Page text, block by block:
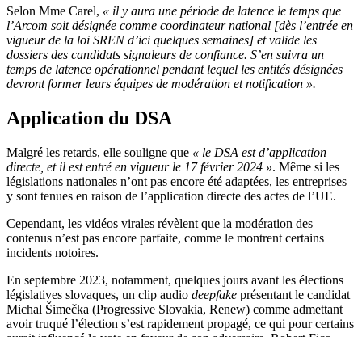
Selon Mme Carel, « il y aura une période de latence le temps que
l’Arcom soit désignée comme coordinateur national [dès l’entrée en
vigueur de la loi SREN d’ici quelques semaines] et valide les
dossiers des candidats signaleurs de confiance. S’en suivra un
temps de latence opérationnel pendant lequel les entités désignées
devront former leurs équipes de modération et notification ».
Application du DSA
Malgré les retards, elle souligne que « le DSA est d’application
directe, et il est entré en vigueur le 17 février 2024 ». Même si les
législations nationales n’ont pas encore été adaptées, les entreprises
y sont tenues en raison de l’application directe des actes de l’UE.
Cependant, les vidéos virales révèlent que la modération des
contenus n’est pas encore parfaite, comme le montrent certains
incidents notoires.
En septembre 2023, notamment, quelques jours avant les élections
législatives slovaques, un clip audio deepfake présentant le candidat
Michal Šimečka (Progressive Slovakia, Renew) comme admettant
avoir truqué l’élection s’est rapidement propagé, ce qui pour certains